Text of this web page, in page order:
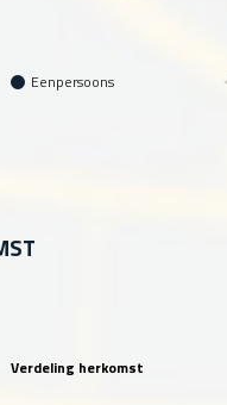
Eenpersoons
Verdeling herkomst